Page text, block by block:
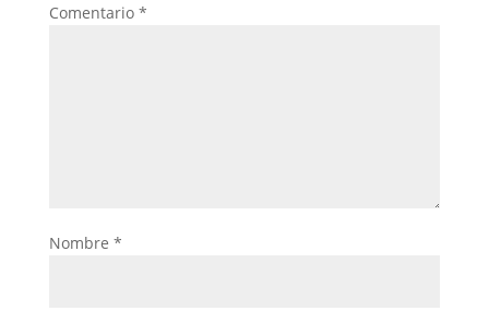
Comentario *
Nombre *